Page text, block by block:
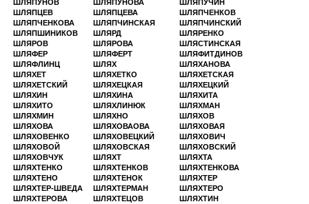
ШЛЯПУНОВ ШЛЯПУНОВА
ШЛЯПУЧИН
ШЛЯПЦЕВ
ШЛЯПЦЕВА
ШЛЯПЧЕНКОВ
ШЛЯПЧЕНКОВА
ШЛЯПЧИНСКАЯ
ШЛЯПЧИНСКИЙ
ШЛЯПШИНИКОВ
ШЛЯРД
ШЛЯРЕНКО
ШЛЯРОВ
ШЛЯРОВА
ШЛЯСТИНСКАЯ
ШЛЯФЕР
ШЛЯФЕРТ
ШЛЯФИТДИНОВ
ШЛЯФЛИНЦ
ШЛЯХ
ШЛЯХАНОВА
ШЛЯХЕТ
ШЛЯХЕТКО
ШЛЯХЕТСКАЯ
ШЛЯХЕТСКИЙ
ШЛЯХЕЦКАЯ
ШЛЯХЕЦКИЙ
ШЛЯХИН
ШЛЯХИНА
ШЛЯХИТА
ШЛЯХИТО
ШЛЯХЛИНЮК
ШЛЯХМАН
ШЛЯХМИН
ШЛЯХНО
ШЛЯХОВ
ШЛЯХОВА
ШЛЯХОВАОВА
ШЛЯХОВАЯ
ШЛЯХОВЕНКО
ШЛЯХОВЕЦКИЙ
ШЛЯХОВИЧ
ШЛЯХОВОЙ
ШЛЯХОВСКАЯ
ШЛЯХОВСКИЙ
ШЛЯХОВЧУК
ШЛЯХТ
ШЛЯХТА
ШЛЯХТЕНКО
ШЛЯХТЕНКОВ
ШЛЯХТЕНКОВА
ШЛЯХТЕНО
ШЛЯХТЕНОК
ШЛЯХТЕР
ШЛЯХТЕР-ШВЕДА
ШЛЯХТЕРМАН
ШЛЯХТЕРО
ШЛЯХТЕРОВА
ШЛЯХТЕЦОВ
ШЛЯХТИН